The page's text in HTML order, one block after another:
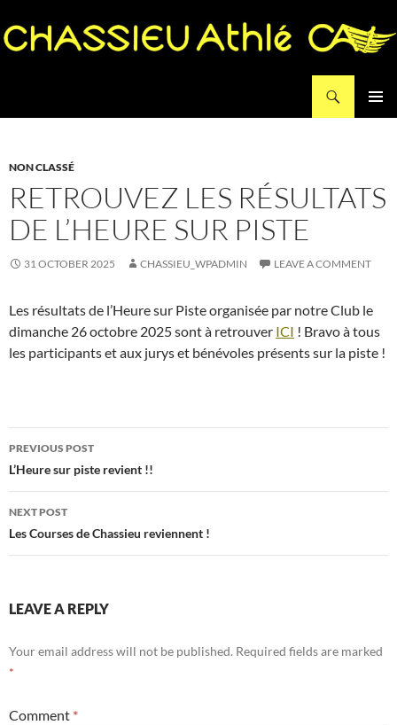
NON CLASSÉ
RETROUVEZ LES RÉSULTATS
DE L’HEURE SUR PISTE
31 OCTOBER 2025 CHASSIEU_WPADMIN LEAVE A COMMENT
Les résultats de l’Heure sur Piste organisée par notre Club le
dimanche 26 octobre 2025 sont à retrouver ICI ! Bravo à tous
les participants et aux jurys et bénévoles présents sur la piste !
Post
navigation
PREVIOUS POST
L’Heure sur piste revient !!
NEXT POST
Les Courses de Chassieu reviennent !
LEAVE A REPLY
Your email address will not be published. Required fields are marked
*
Comment *